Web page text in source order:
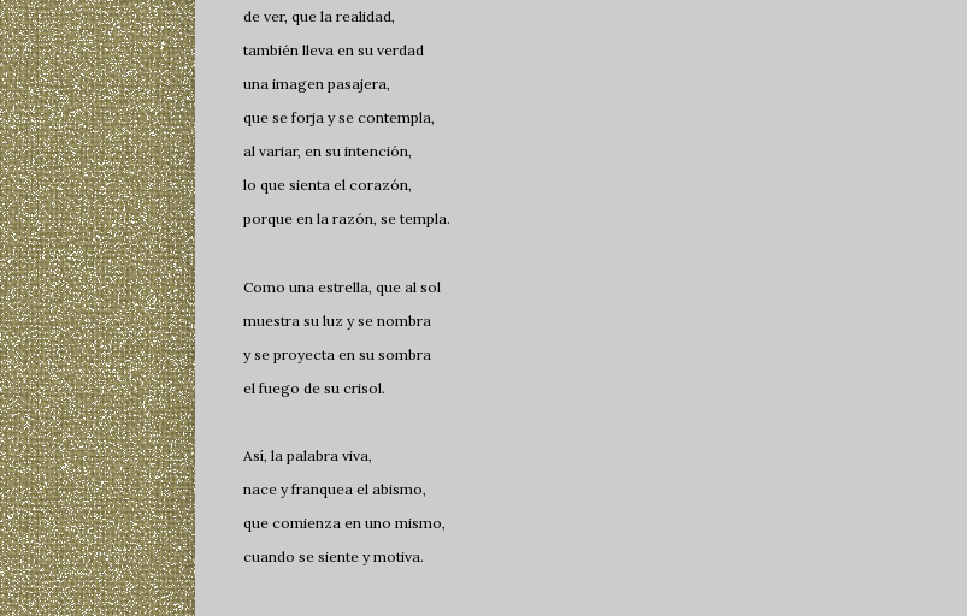
de ver, que la realidad,
también lleva en su verdad
una imagen pasajera,
que se forja y se contempla,
al variar, en su intención,
lo que sienta el corazón,
porque en la razón, se templa.
Como una estrella, que al sol
muestra su luz y se nombra
y se proyecta en su sombra
el fuego de su crisol.
Así, la palabra viva,
nace y franquea el abismo,
que comienza en uno mismo,
cuando se siente y motiva.